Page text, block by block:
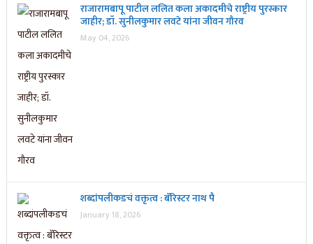
राजारामबापू पाटील ललित कला अकादमीचे राष्ट्रीय पुरस्कार
जाहीर; डॉ. सुनीलकुमार लवटे यांना जीवन गौरव
May 04, 2026
शब्दांपलीकडचं वक्तृत्व : बॅरिस्टर नाथ पै
January 18, 2026